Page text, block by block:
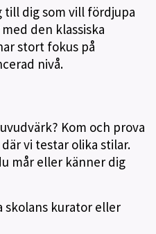
till dig som vill fördjupa
den klassiska
stort fokus på
nivå.
Kom och prova
vi testar olika stilar.
mår eller känner dig
skolans kurator eller